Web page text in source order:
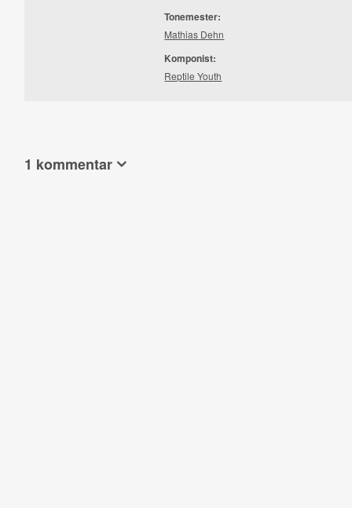
Tonemester:
Mathias Dehn
Komponist:
Reptile Youth
1 kommentar